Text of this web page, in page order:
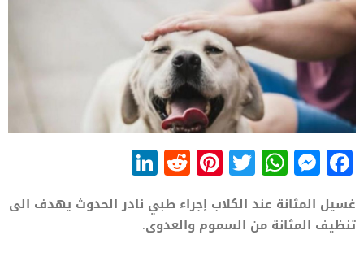
Facebook
Messenger
WhatsApp
Twitter
Pinterest
Reddit
غسيل المثانة عند الكلاب إجراء طبي نادر الحدوث يهدف الى
تنظيف المثانة من السموم والعدوى.